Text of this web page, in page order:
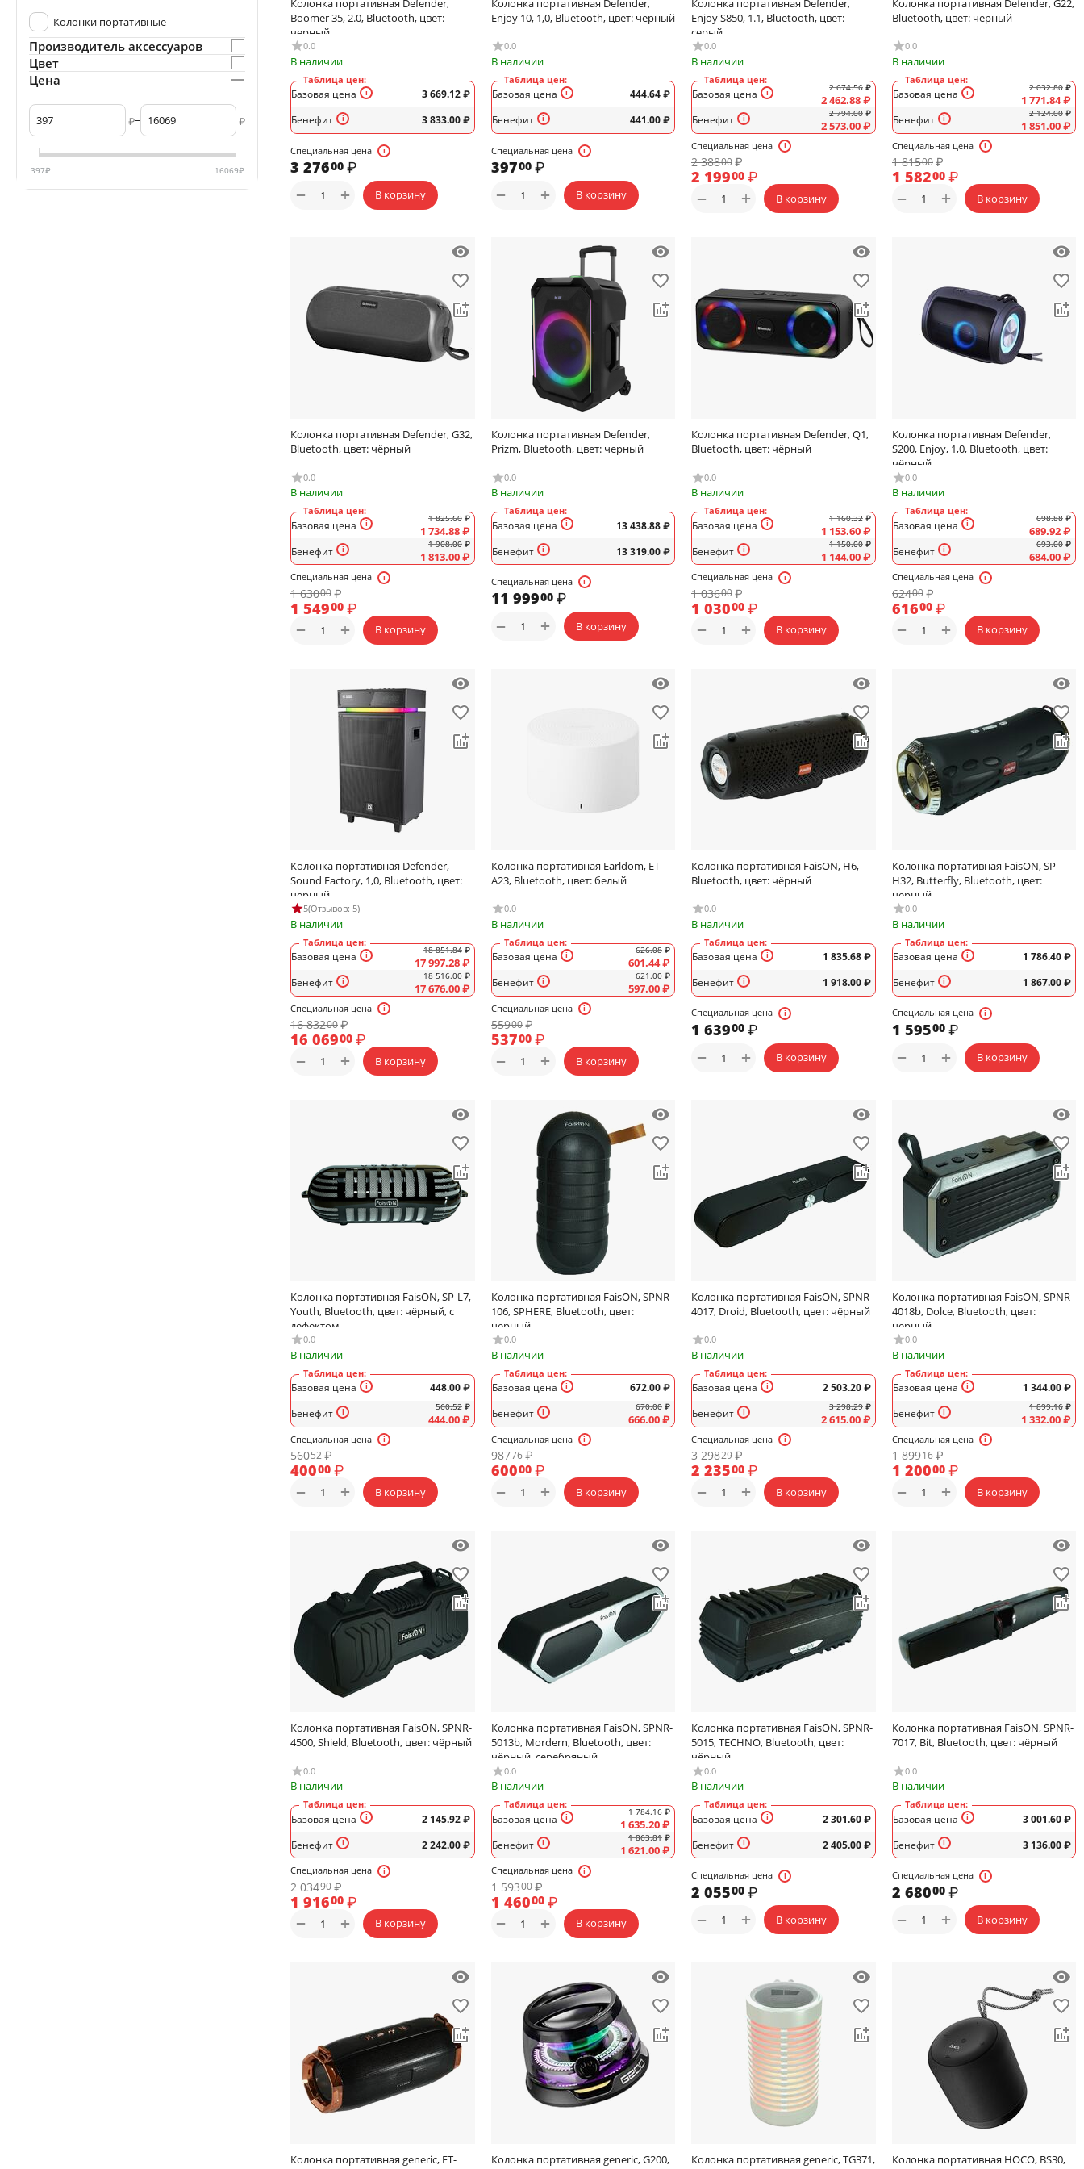
Колонка портативная Defender,
Boomer 35, 2.0, Bluetooth, цвет:
черный
0.0
В наличии
Таблица цен:
Базовая цена
Бенефит
3 669.12₽
3 833.00₽
Специальная цена
3 27600 ₽
В корзину
+
−
Колонка портативная Defender,
Enjoy 10, 1,0, Bluetooth, цвет: чёрный
0.0
В наличии
Таблица цен:
Базовая цена
Бенефит
444.64₽
441.00₽
Специальная цена
39700 ₽
В корзину
+
−
Колонка портативная Defender,
Enjoy S850, 1.1, Bluetooth, цвет:
серый
0.0
В наличии
Таблица цен:
Базовая цена
Бенефит
2 674.56 ₽
2 462.88₽
2 794.00 ₽
2 573.00₽
Специальная цена
2 38800₽
2 19900 ₽
В корзину
+
−
Колонка портативная Defender, G22,
Bluetooth, цвет: чёрный
0.0
В наличии
Таблица цен:
Базовая цена
Бенефит
2 032.80 ₽
1 771.84₽
2 124.00 ₽
1 851.00₽
Специальная цена
1 81500 ₽
1 58200 ₽
В корзину
+
−
Колонка портативная Defender, G32,
Bluetooth, цвет: чёрный
0.0
В наличии
Таблица цен:
Базовая цена
Бенефит
1 825.60 ₽
1 734.88₽
1 908.00 ₽
1 813.00₽
Специальная цена
1 63000₽
1 54900 ₽
В корзину
+
−
Колонка портативная Defender,
Prizm, Bluetooth, цвет: черный
0.0
В наличии
Таблица цен:
Базовая цена
Бенефит
13 438.88₽
13 319.00₽
Специальная цена
11 99900 ₽
В корзину
+
−
Колонка портативная Defender, Q1,
Bluetooth, цвет: чёрный
0.0
В наличии
Таблица цен:
Базовая цена
Бенефит
1 160.32 ₽
1 153.60₽
1 150.00 ₽
1 144.00₽
Специальная цена
1 03600₽
1 03000 ₽
В корзину
+
−
Колонка портативная Defender,
S200, Enjoy, 1,0, Bluetooth, цвет:
чёрный
0.0
В наличии
Таблица цен:
Базовая цена
Бенефит
698.88 ₽
689.92₽
693.00 ₽
684.00₽
Специальная цена
62400 ₽
61600 ₽
В корзину
+
−
Колонка портативная Defender,
Sound Factory, 1,0, Bluetooth, цвет:
чёрный
5(Отзывов: 5)
В наличии
Таблица цен:
Базовая цена
Бенефит
18 851.84 ₽
17 997.28₽
18 516.00 ₽
17 676.00₽
Специальная цена
16 83200₽
16 06900 ₽
В корзину
+
−
Колонка портативная Earldom, ET-
A23, Bluetooth, цвет: белый
0.0
В наличии
Таблица цен:
Базовая цена
Бенефит
626.08 ₽
601.44₽
621.00 ₽
597.00₽
Специальная цена
55900 ₽
53700 ₽
В корзину
+
−
Колонка портативная FaisON, H6,
Bluetooth, цвет: чёрный
0.0
В наличии
Таблица цен:
Базовая цена
Бенефит
1 835.68₽
1 918.00₽
Специальная цена
1 63900 ₽
В корзину
+
−
Колонка портативная FaisON, SP-
H32, Butterfly, Bluetooth, цвет:
чёрный
0.0
В наличии
Таблица цен:
Базовая цена
Бенефит
1 786.40₽
1 867.00₽
Специальная цена
1 59500 ₽
В корзину
+
−
Колонка портативная FaisON, SP-L7,
Youth, Bluetooth, цвет: чёрный, с
дефектом
0.0
В наличии
Таблица цен:
Базовая цена
Бенефит
448.00₽
560.52 ₽
444.00₽
Специальная цена
56052₽
40000 ₽
В корзину
+
−
Колонка портативная FaisON, SPNR-
106, SPHERE, Bluetooth, цвет:
чёрный
0.0
В наличии
Таблица цен:
Базовая цена
Бенефит
672.00₽
670.00 ₽
666.00₽
Специальная цена
98776 ₽
60000 ₽
В корзину
+
−
Колонка портативная FaisON, SPNR-
4017, Droid, Bluetooth, цвет: чёрный
0.0
В наличии
Таблица цен:
Базовая цена
Бенефит
2 503.20₽
3 298.29 ₽
2 615.00₽
Специальная цена
3 29829₽
2 23500 ₽
В корзину
+
−
Колонка портативная FaisON, SPNR-
4018b, Dolce, Bluetooth, цвет:
чёрный
0.0
В наличии
Таблица цен:
Базовая цена
Бенефит
1 344.00₽
1 899.16 ₽
1 332.00₽
Специальная цена
1 89916 ₽
1 20000 ₽
В корзину
+
−
Колонка портативная FaisON, SPNR-
4500, Shield, Bluetooth, цвет: чёрный
0.0
В наличии
Таблица цен:
Базовая цена
Бенефит
2 145.92₽
2 242.00₽
Специальная цена
2 03490₽
1 91600 ₽
В корзину
+
−
Колонка портативная FaisON, SPNR-
5013b, Mordern, Bluetooth, цвет:
чёрный, серебряный
0.0
В наличии
Таблица цен:
Базовая цена
Бенефит
1 784.16 ₽
1 635.20₽
1 863.81 ₽
1 621.00₽
Специальная цена
1 59300 ₽
1 46000 ₽
В корзину
+
−
Колонка портативная FaisON, SPNR-
5015, TECHNO, Bluetooth, цвет:
чёрный
0.0
В наличии
Таблица цен:
Базовая цена
Бенефит
2 301.60₽
2 405.00₽
Специальная цена
2 05500 ₽
В корзину
+
−
Колонка портативная FaisON, SPNR-
7017, Bit, Bluetooth, цвет: чёрный
0.0
В наличии
Таблица цен:
Базовая цена
Бенефит
3 001.60₽
3 136.00₽
Специальная цена
2 68000 ₽
В корзину
+
−
Колонка портативная generic, ET-
Колонка портативная generic, G200,
Колонка портативная generic, TG371,
Колонка портативная HOCO, BS30,
Колонки портативные
Производитель аксессуаров
Цвет
Цена
₽– ₽
397₽ 16069₽